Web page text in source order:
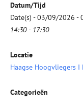
Datum/Tijd
Date(s) - 03/09/2026 -
14:30 - 17:30
Locatie
Haagse Hoogvliegers I
Categorieën